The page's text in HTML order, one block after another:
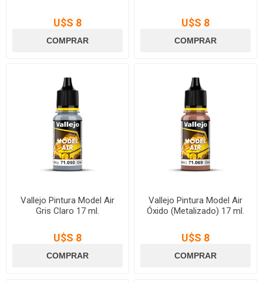
U$S 8 U$S 8
Vallejo Pintura Model Air
Gris Claro 17 ml.
U$S 8
Vallejo Pintura Model Air
Óxido (Metalizado) 17 ml.
U$S 8